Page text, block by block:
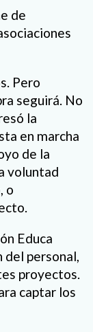
de
Pero
seguirá. No
la
en marcha
de la
voluntad
o
Educa
del personal,
proyectos.
captar los